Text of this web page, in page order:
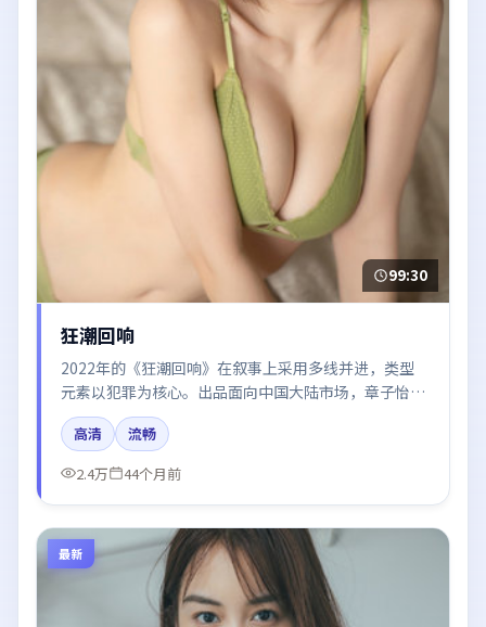
99:30
狂潮回响
2022年的《狂潮回响》在叙事上采用多线并进，类型
元素以犯罪为核心。出品面向中国大陆市场，章子怡、
沈腾、汤唯所饰角色推动关键反转，结尾留白引发讨
论。
高清
流畅
2.4万
44个月前
最新